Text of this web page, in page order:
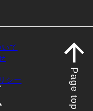
て
シー
Page top